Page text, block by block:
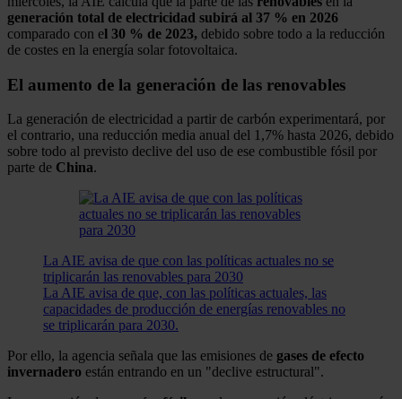
generación total de electricidad subirá al 37 % en 2026
comparado con el 30 % de 2023, debido sobre todo a la reducción
de costes en la energía solar fotovoltaica.
El aumento de la generación de las renovables
La generación de electricidad a partir de carbón experimentará, por
el contrario, una reducción media anual del 1,7% hasta 2026, debido
sobre todo al previsto declive del uso de ese combustible fósil por
parte de China.
La AIE avisa de que con las políticas actuales no se
triplicarán las renovables para 2030
La AIE avisa de que, con las políticas actuales, las
capacidades de producción de energías renovables no
se triplicarán para 2030.
Por ello, la agencia señala que las emisiones de gases de efecto
invernadero están entrando en un "declive estructural".